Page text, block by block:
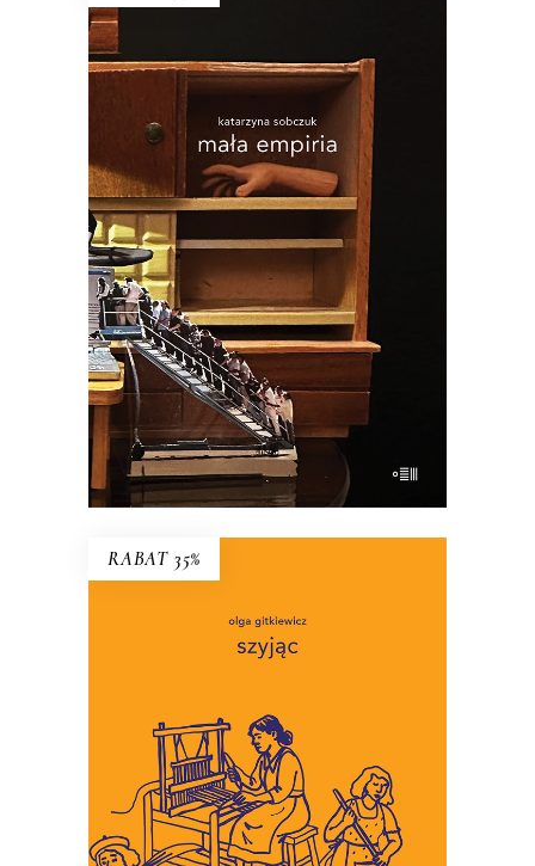
E-BOOK DO KOSZYKA
MAŁA EMPIRIA
Esej uczestniczący o wczesnej starości i
zagadce rodzicielstwa.
53.00zł 34.45zł
KSIĄŻKA DO KOSZYKA
RABAT 35%
To miniaturowe eseje o
codzienności, w której wymagamy
coraz więcej troski, i w której
martwić się jest łatwiej niż
troszczyć.